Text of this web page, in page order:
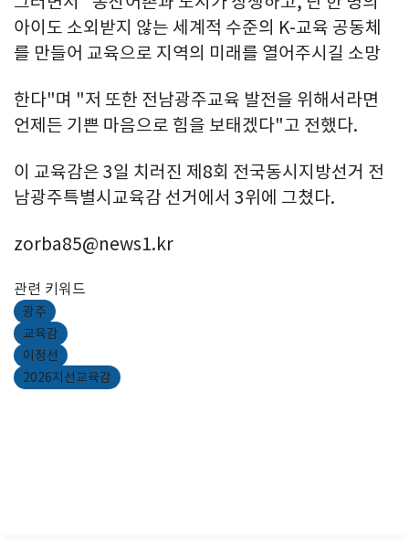
아이도 소외받지 않는 세계적 수준의 K-교육 공동체
를 만들어 교육으로 지역의 미래를 열어주시길 소망
한다"며 "저 또한 전남광주교육 발전을 위해서라면
언제든 기쁜 마음으로 힘을 보태겠다"고 전했다.
이 교육감은 3일 치러진 제8회 전국동시지방선거 전
남광주특별시교육감 선거에서 3위에 그쳤다.
zorba85@news1.kr
관련 키워드
광주
교육감
이정선
2026지선교육감